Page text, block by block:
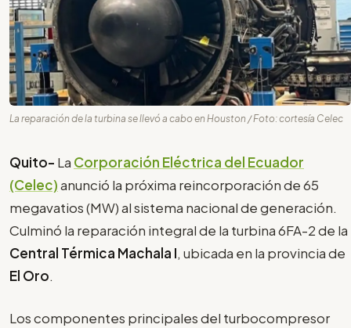
La reparación de la turbina se llevó a cabo en Houston / Foto: cortesía Celec
Quito- La Corporación Eléctrica del Ecuador
(Celec)anunció la próxima reincorporación de 65
megavatios (MW) al sistema nacional de generación.
Culminó la reparación integral de la turbina 6FA-2 de la
Central Térmica Machala I, ubicada en la provincia de
El Oro.
Los componentes principales del turbocompresor